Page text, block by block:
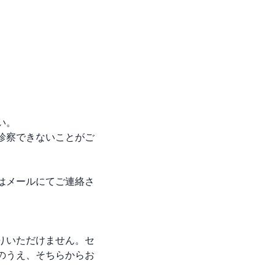
察できないことがご
メールにてご連絡さ
いただけません。セ
うえ、そちらからお